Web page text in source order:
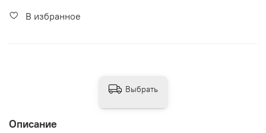
В избранное
Описание
Выбрать